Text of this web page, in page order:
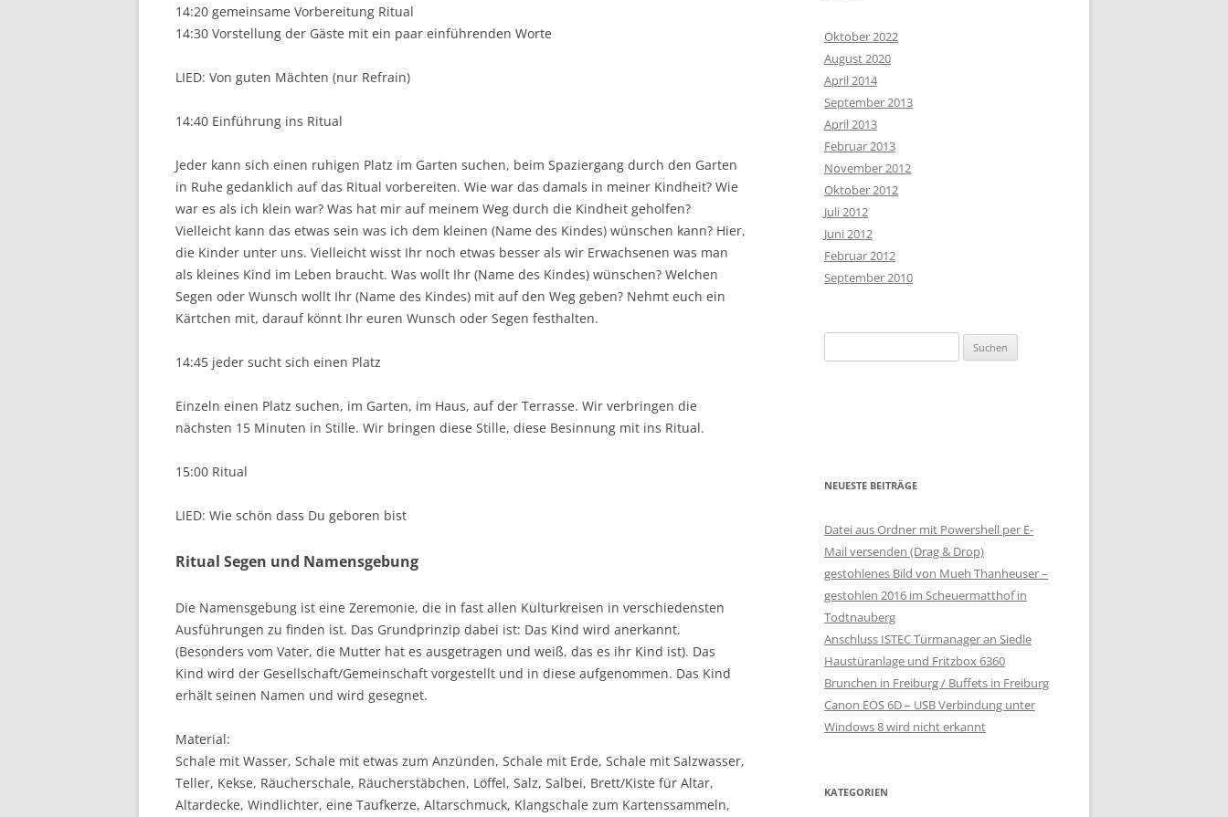
14:20 gemeinsame Vorbereitung Ritual
14:30 Vorstellung der Gäste mit ein paar einführenden Worte
LIED: Von guten Mächten (nur Refrain)
14:40 Einführung ins Ritual
Jeder kann sich einen ruhigen Platz im Garten suchen, beim Spaziergang durch den Garten
in Ruhe gedanklich auf das Ritual vorbereiten. Wie war das damals in meiner Kindheit? Wie
war es als ich klein war? Was hat mir auf meinem Weg durch die Kindheit geholfen?
Vielleicht kann das etwas sein was ich dem kleinen (Name des Kindes) wünschen kann? Hier,
die Kinder unter uns. Vielleicht wisst Ihr noch etwas besser als wir Erwachsenen was man
als kleines Kind im Leben braucht. Was wollt Ihr (Name des Kindes) wünschen? Welchen
Segen oder Wunsch wollt Ihr (Name des Kindes) mit auf den Weg geben? Nehmt euch ein
Kärtchen mit, darauf könnt Ihr euren Wunsch oder Segen festhalten.
14:45 jeder sucht sich einen Platz
Einzeln einen Platz suchen, im Garten, im Haus, auf der Terrasse. Wir verbringen die
nächsten 15 Minuten in Stille. Wir bringen diese Stille, diese Besinnung mit ins Ritual.
15:00 Ritual
LIED: Wie schön dass Du geboren bist
Ritual Segen und Namensgebung
Die Namensgebung ist eine Zeremonie, die in fast allen Kulturkreisen in verschiedensten
Ausführungen zu finden ist. Das Grundprinzip dabei ist: Das Kind wird anerkannt.
(Besonders vom Vater, die Mutter hat es ausgetragen und weiß, das es ihr Kind ist). Das
Kind wird der Gesellschaft/Gemeinschaft vorgestellt und in diese aufgenommen. Das Kind
erhält seinen Namen und wird gesegnet.
Material:
Schale mit Wasser, Schale mit etwas zum Anzünden, Schale mit Erde, Schale mit Salzwasser,
Teller, Kekse, Räucherschale, Räucherstäbchen, Löffel, Salz, Salbei, Brett/Kiste für Altar,
Altardecke, Windlichter, eine Taufkerze, Altarschmuck, Klangschale zum Kartenssammeln,
Oktober 2022
August 2020
April 2014
September 2013
April 2013
Februar 2013
November 2012
Oktober 2012
Juli 2012
Juni 2012
Februar 2012
September 2010
nach:
NEUESTE BEITRÄGE
Datei aus Ordner mit Powershell per E-
Mail versenden (Drag & Drop)
gestohlenes Bild von Mueh Thanheuser –
gestohlen 2016 im Scheuermatthof in
Todtnauberg
Anschluss ISTEC Türmanager an Siedle
Haustüranlage und Fritzbox 6360
Brunchen in Freiburg / Buffets in Freiburg
Canon EOS 6D – USB Verbindung unter
Windows 8 wird nicht erkannt
KATEGORIEN